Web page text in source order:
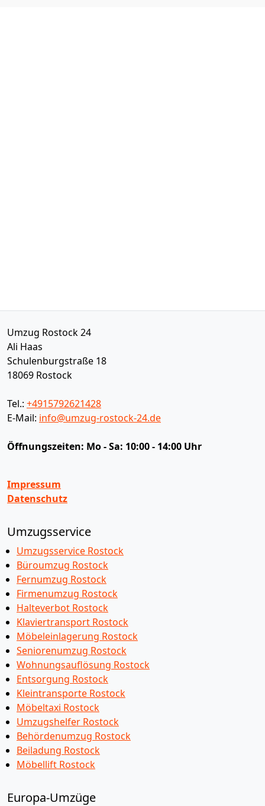
Umzug Rostock 24
Ali Haas
Schulenburgstraße 18
18069 Rostock
Tel.: +4915792621428
E-Mail: info@umzug-rostock-24.de
Öffnungszeiten: Mo - Sa: 10:00 - 14:00 Uhr
Impressum
Datenschutz
Umzugsservice
Umzugsservice Rostock
Büroumzug Rostock
Fernumzug Rostock
Firmenumzug Rostock
Halteverbot Rostock
Klaviertransport Rostock
Möbeleinlagerung Rostock
Seniorenumzug Rostock
Wohnungsauflösung Rostock
Entsorgung Rostock
Kleintransporte Rostock
Möbeltaxi Rostock
Umzugshelfer Rostock
Behördenumzug Rostock
Beiladung Rostock
Möbellift Rostock
Europa-Umzüge